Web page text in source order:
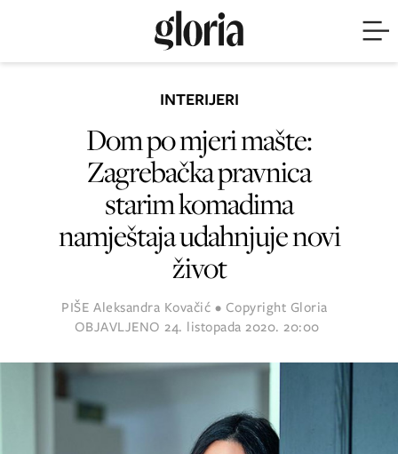
INTERIJERI
Dom po mjeri mašte:
Zagrebačka pravnica
starim komadima
namještaja udahnjuje novi
život
PIŠE Aleksandra Kovačić • Copyright Gloria
OBJAVLJENO 24. listopada 2020. 20:00